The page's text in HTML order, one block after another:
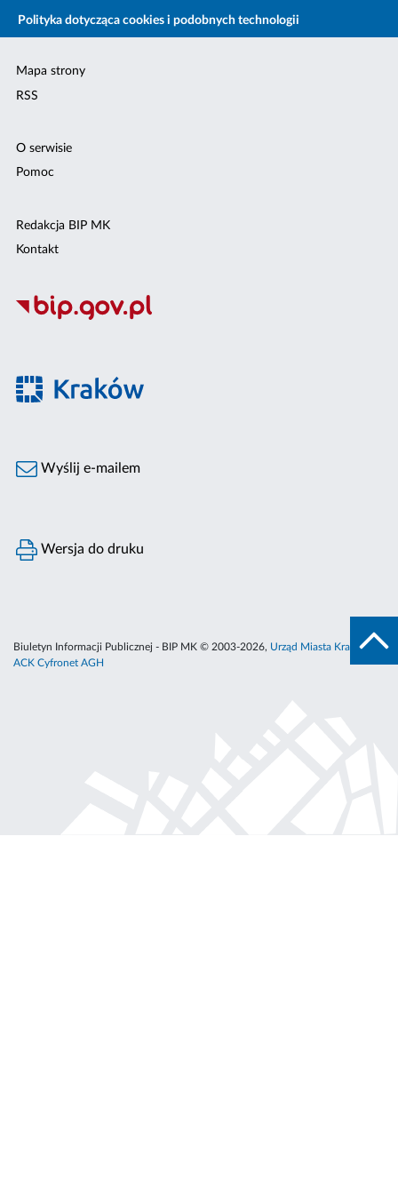
Polityka dotycząca cookies i podobnych technologii
Mapa strony
RSS
O serwisie
Pomoc
Redakcja BIP MK
Kontakt
Wyślij e-mailem
Wersja do druku
Biuletyn Informacji Publicznej - BIP MK © 2003-2026, Urząd Miasta Krakowa
ACK Cyfronet AGH